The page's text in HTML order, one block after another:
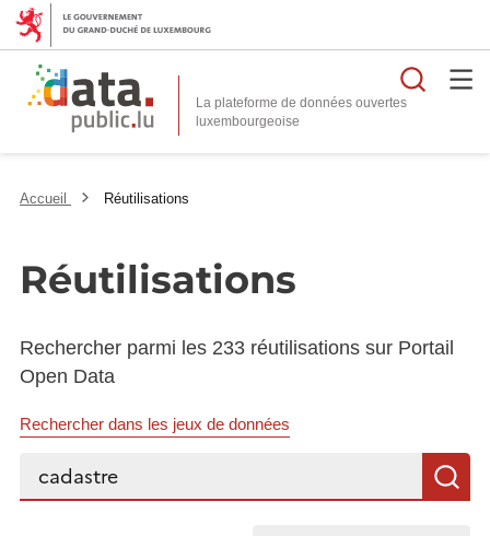
La plateforme de données ouvertes
Accueil Réutilisations
Réutilisations
Rechercher parmi les 233 réutilisations sur Portail
Open Data
Rechercher dans les jeux de données
Rechercher...